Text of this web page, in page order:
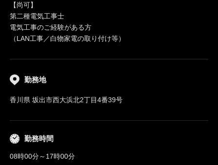
【尚可】
第二種電気工事士
電気工事のご経験がある方
（LAN工事／白物家電の取り付け等）
勤務地
香川県 坂出市西大浜北2丁目4番39号
勤務時間
08時00分～17時00分